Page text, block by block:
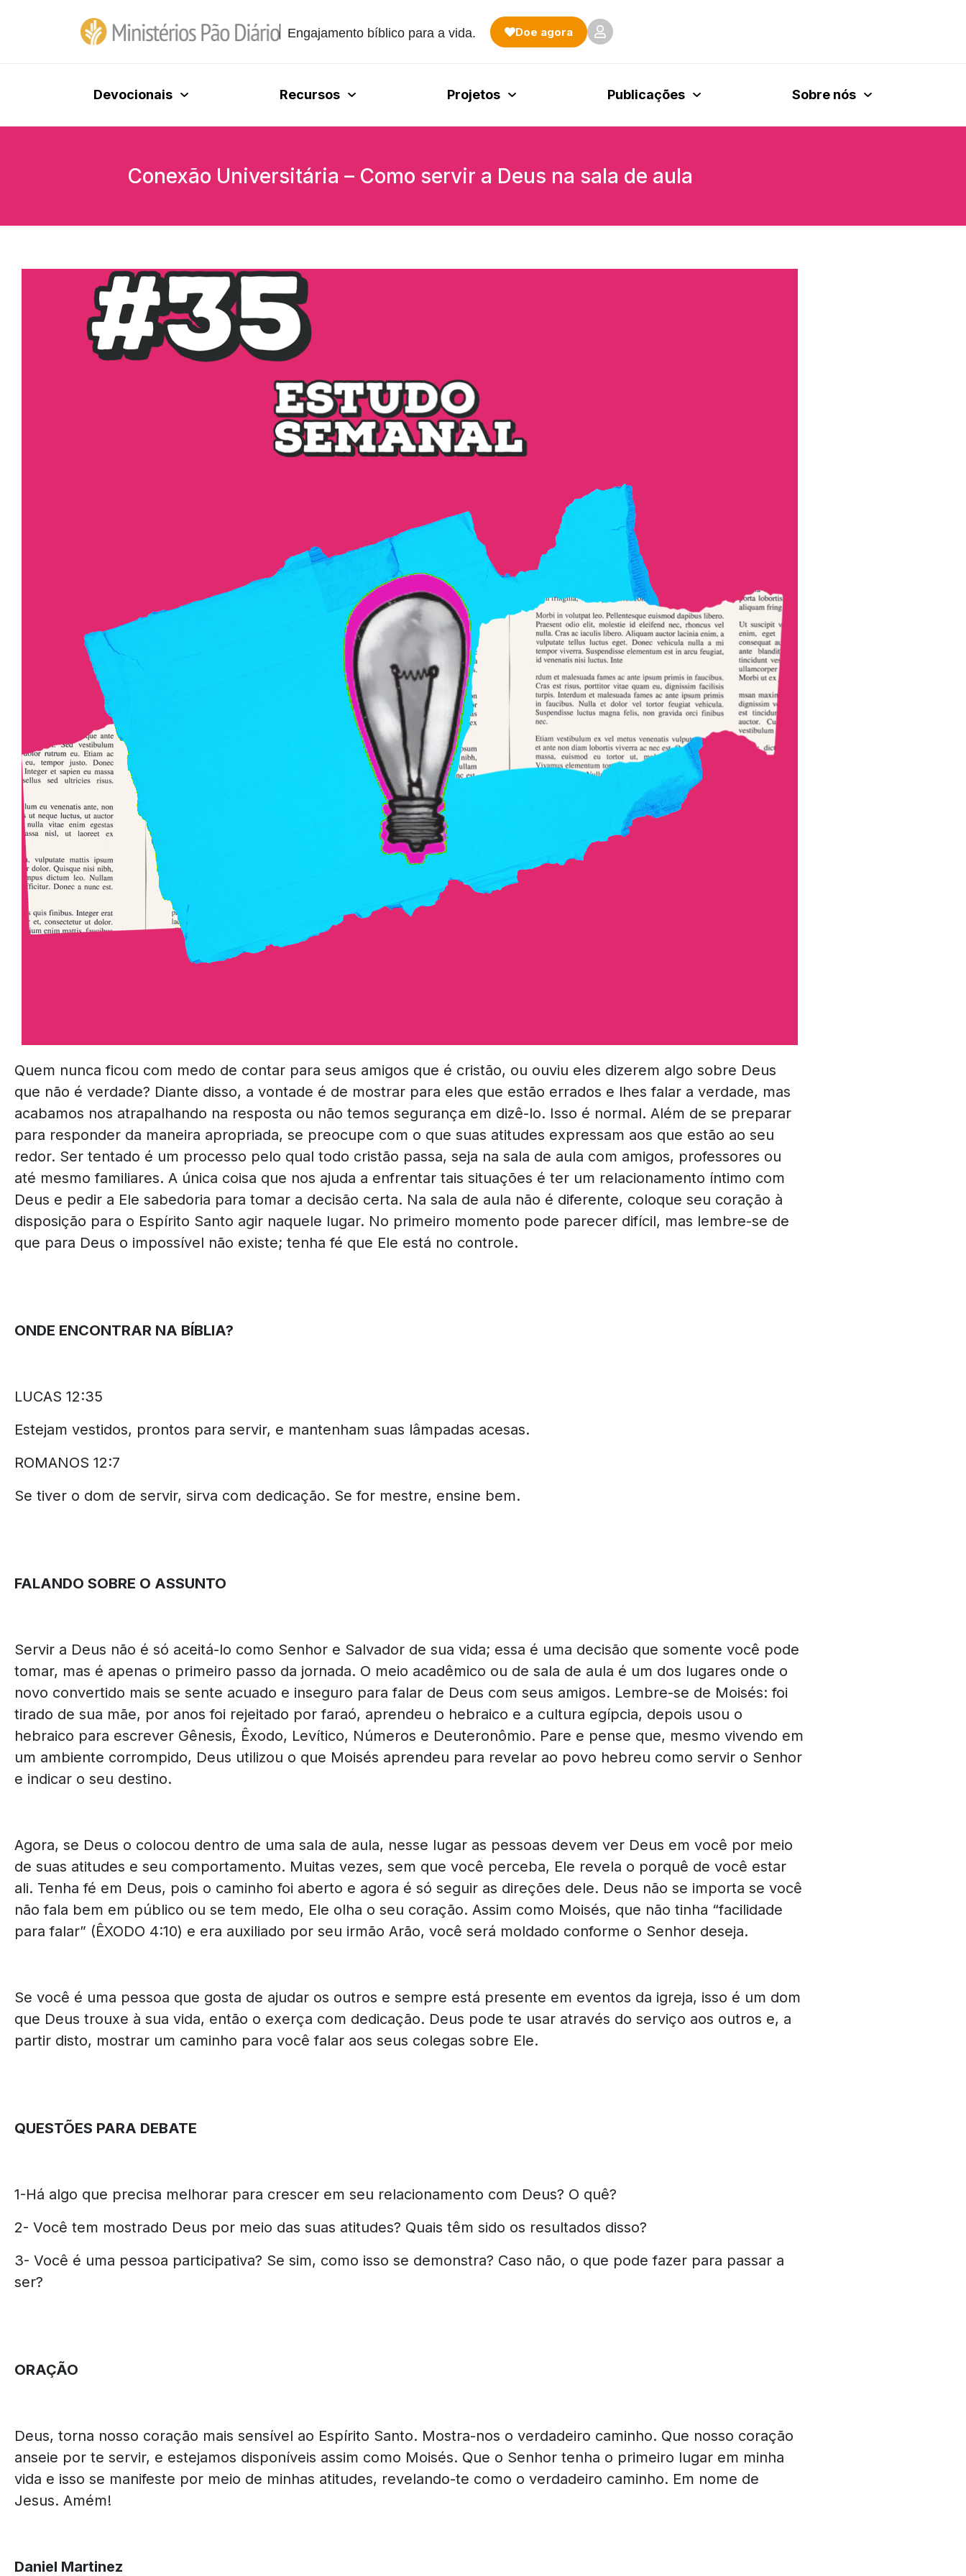
Engajamento bíblico para a vida. Doe agora
Devocionais Recursos Projetos Publicações Sobre nós
Conexão Universitária – Como servir a Deus na sala de aula
Quem nunca ficou com medo de contar para seus amigos que é cristão, ou ouviu eles dizerem algo sobre Deus
que não é verdade? Diante disso, a vontade é de mostrar para eles que estão errados e lhes falar a verdade, mas
acabamos nos atrapalhando na resposta ou não temos segurança em dizê-lo. Isso é normal. Além de se preparar
para responder da maneira apropriada, se preocupe com o que suas atitudes expressam aos que estão ao seu
redor. Ser tentado é um processo pelo qual todo cristão passa, seja na sala de aula com amigos, professores ou
até mesmo familiares. A única coisa que nos ajuda a enfrentar tais situações é ter um relacionamento íntimo com
Deus e pedir a Ele sabedoria para tomar a decisão certa. Na sala de aula não é diferente, coloque seu coração à
disposição para o Espírito Santo agir naquele lugar. No primeiro momento pode parecer difícil, mas lembre-se de
que para Deus o impossível não existe; tenha fé que Ele está no controle.
ONDE ENCONTRAR NA BÍBLIA?
LUCAS 12:35
Estejam vestidos, prontos para servir, e mantenham suas lâmpadas acesas.
ROMANOS 12:7
Se tiver o dom de servir, sirva com dedicação. Se for mestre, ensine bem.
FALANDO SOBRE O ASSUNTO
Servir a Deus não é só aceitá-lo como Senhor e Salvador de sua vida; essa é uma decisão que somente você pode
tomar, mas é apenas o primeiro passo da jornada. O meio acadêmico ou de sala de aula é um dos lugares onde o
novo convertido mais se sente acuado e inseguro para falar de Deus com seus amigos. Lembre-se de Moisés: foi
tirado de sua mãe, por anos foi rejeitado por faraó, aprendeu o hebraico e a cultura egípcia, depois usou o
hebraico para escrever Gênesis, Êxodo, Levítico, Números e Deuteronômio. Pare e pense que, mesmo vivendo em
um ambiente corrompido, Deus utilizou o que Moisés aprendeu para revelar ao povo hebreu como servir o Senhor
e indicar o seu destino.
Agora, se Deus o colocou dentro de uma sala de aula, nesse lugar as pessoas devem ver Deus em você por meio
de suas atitudes e seu comportamento. Muitas vezes, sem que você perceba, Ele revela o porquê de você estar
ali. Tenha fé em Deus, pois o caminho foi aberto e agora é só seguir as direções dele. Deus não se importa se você
não fala bem em público ou se tem medo, Ele olha o seu coração. Assim como Moisés, que não tinha “facilidade
para falar” (ÊXODO 4:10) e era auxiliado por seu irmão Arão, você será moldado conforme o Senhor deseja.
Se você é uma pessoa que gosta de ajudar os outros e sempre está presente em eventos da igreja, isso é um dom
que Deus trouxe à sua vida, então o exerça com dedicação. Deus pode te usar através do serviço aos outros e, a
partir disto, mostrar um caminho para você falar aos seus colegas sobre Ele.
QUESTÕES PARA DEBATE
1-Há algo que precisa melhorar para crescer em seu relacionamento com Deus? O quê?
2- Você tem mostrado Deus por meio das suas atitudes? Quais têm sido os resultados disso?
3- Você é uma pessoa participativa? Se sim, como isso se demonstra? Caso não, o que pode fazer para passar a
ser?
ORAÇÃO
Deus, torna nosso coração mais sensível ao Espírito Santo. Mostra-nos o verdadeiro caminho. Que nosso coração
anseie por te servir, e estejamos disponíveis assim como Moisés. Que o Senhor tenha o primeiro lugar em minha
vida e isso se manifeste por meio de minhas atitudes, revelando-te como o verdadeiro caminho. Em nome de
Jesus. Amém!
Daniel Martinez